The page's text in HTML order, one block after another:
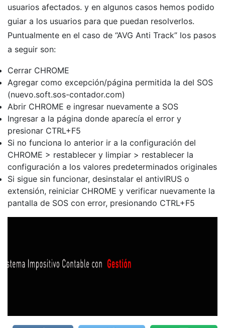
usuarios afectados. y en algunos casos hemos podido
guiar a los usuarios para que puedan resolverlos.
Puntualmente en el caso de “AVG Anti Track” los pasos
a seguir son:
Cerrar CHROME
Agregar como excepción/página permitida la del SOS
(nuevo.soft.sos-contador.com)
Abrir CHROME e ingresar nuevamente a SOS
Ingresar a la página donde aparecía el error y
presionar CTRL+F5
Si no funciona lo anterior ir a la configuración del
CHROME > restablecer y limpiar > restablecer la
configuración a los valores predeterminados originales
Si sigue sin funcionar, desinstalar el antivIRUS o
extensión, reiniciar CHROME y verificar nuevamente la
pantalla de SOS con error, presionando CTRL+F5